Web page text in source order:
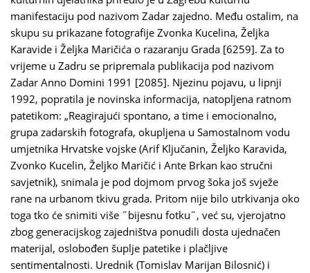
manifestaciju pod nazivom Zadar zajedno. Među ostalim, na
skupu su prikazane fotografije Zvonka Kucelina, Željka
Karavide i Željka Maričića o razaranju Grada [6259]. Za to
vrijeme u Zadru se pripremala publikacija pod nazivom
Zadar Anno Domini 1991 [2085]. Njezinu pojavu, u lipnji
1992, popratila je novinska informacija, natopljena ratnom
patetikom: „Reagirajući spontano, a time i emocionalno,
grupa zadarskih fotografa, okupljena u Samostalnom vodu
umjetnika Hrvatske vojske (Arif Ključanin, Željko Karavida,
Zvonko Kucelin, Željko Maričić i Ante Brkan kao stručni
savjetnik), snimala je pod dojmom prvog šoka još svježe
rane na urbanom tkivu grada. Pritom nije bilo utrkivanja oko
toga tko će snimiti više ˝bijesnu fotku˝, već su, vjerojatno
zbog generacijskog zajedništva ponudili dosta ujednačen
materijal, oslobođen šuplje patetike i plačljive
sentimentalnosti. Urednik (Tomislav Marijan Bilosnić) i